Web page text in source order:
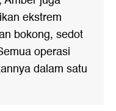
ekstrem
bokong, sedot
operasi
dalam satu